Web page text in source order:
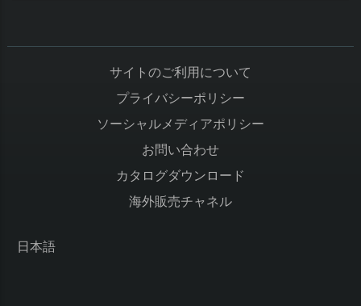
サイトのご利用について
プライバシーポリシー
ソーシャルメディアポリシー
お問い合わせ
カタログダウンロード
海外販売チャネル
日本語